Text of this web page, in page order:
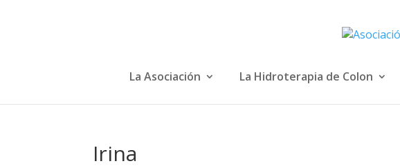
La Asociación La Hidroterapia de Colon
Irina